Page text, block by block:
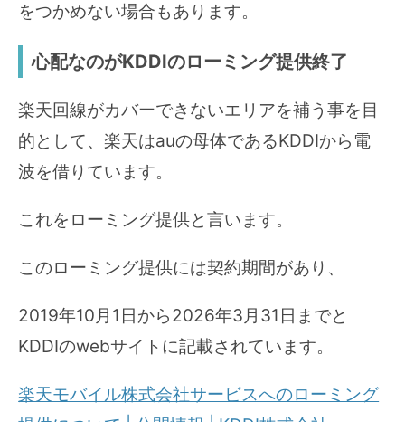
をつかめない場合もあります。
心配なのがKDDIのローミング提供終了
楽天回線がカバーできないエリアを補う事を目
的として、楽天はauの母体であるKDDIから電
波を借りています。
これをローミング提供と言います。
このローミング提供には契約期間があり、
2019年10月1日から2026年3月31日までと
KDDIのwebサイトに記載されています。
楽天モバイル株式会社サービスへのローミング